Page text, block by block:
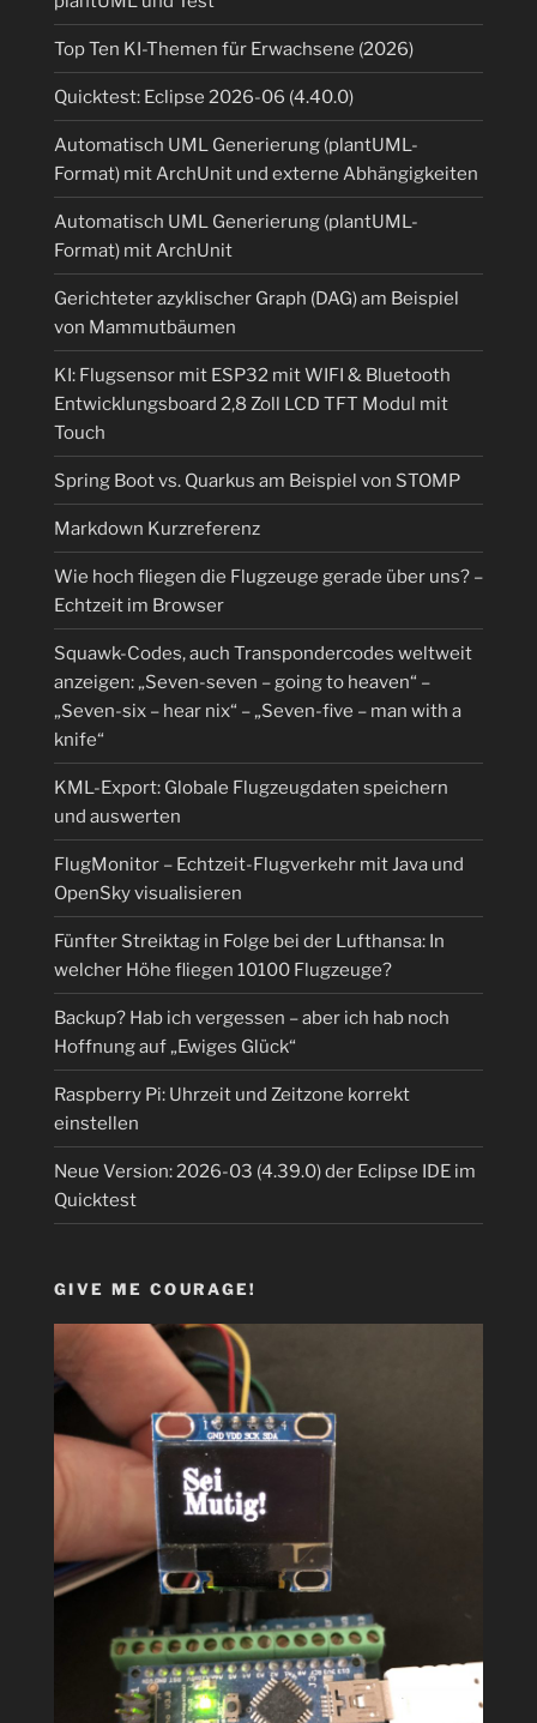
Top Ten KI-Themen für Erwachsene (2026)
Quicktest: Eclipse 2026-06 (4.40.0)
Automatisch UML Generierung (plantUML-
Format) mit ArchUnit und externe Abhängigkeiten
Automatisch UML Generierung (plantUML-
Format) mit ArchUnit
Gerichteter azyklischer Graph (DAG) am Beispiel
von Mammutbäumen
KI: Flugsensor mit ESP32 mit WIFI & Bluetooth
Entwicklungsboard 2,8 Zoll LCD TFT Modul mit
Touch
Spring Boot vs. Quarkus am Beispiel von STOMP
Markdown Kurzreferenz
Wie hoch fliegen die Flugzeuge gerade über uns? –
Echtzeit im Browser
Squawk-Codes, auch Transpondercodes weltweit
anzeigen: „Seven-seven – going to heaven“ –
„Seven-six – hear nix“ – „Seven-five – man with a
knife“
KML-Export: Globale Flugzeugdaten speichern
und auswerten
FlugMonitor – Echtzeit-Flugverkehr mit Java und
OpenSky visualisieren
Fünfter Streiktag in Folge bei der Lufthansa: In
welcher Höhe fliegen 10100 Flugzeuge?
Backup? Hab ich vergessen – aber ich hab noch
Hoffnung auf „Ewiges Glück“
Raspberry Pi: Uhrzeit und Zeitzone korrekt
einstellen
Neue Version: 2026-03 (4.39.0) der Eclipse IDE im
Quicktest
GIVE ME COURAGE!